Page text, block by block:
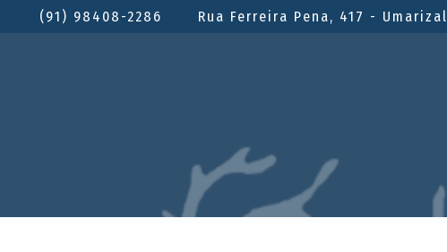
(91) 98408-2286 Rua Ferreira Pena, 417 - Umarizal